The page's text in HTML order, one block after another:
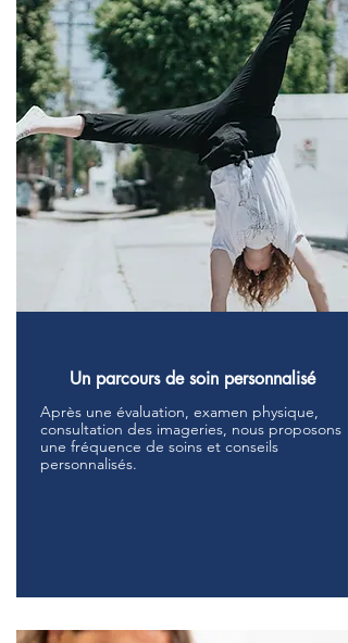
Un parcours de soin personnalisé
Après une évaluation, examen physique,
consultation des imageries, nous proposons
une fréquence de soins et conseils
personnalisés.